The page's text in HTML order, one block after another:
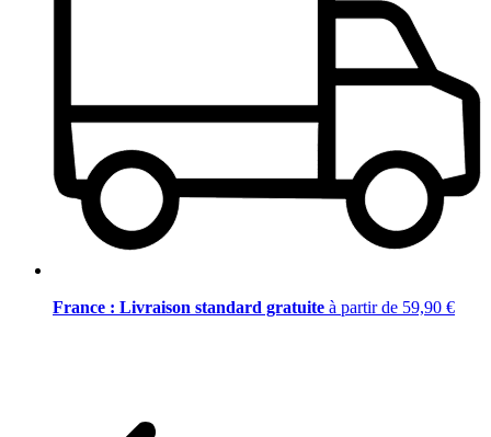
France : Livraison standard gratuite à partir de 59,90 €